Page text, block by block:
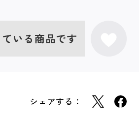
いる商品です
シェアする：